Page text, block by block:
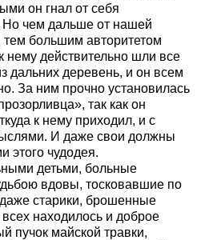
он гнал от себя
Но чем дальше от нашей
большим авторитетом
нему действительно шли все
деревень, и он всем
За ним прочно установилась
так как он
к нему приходил, и с
И даже свои должны
этого чудодея.
детьми, больные
вдовы, тосковавшие по
старики, брошенные
находилось и доброе
пучок майской травки,